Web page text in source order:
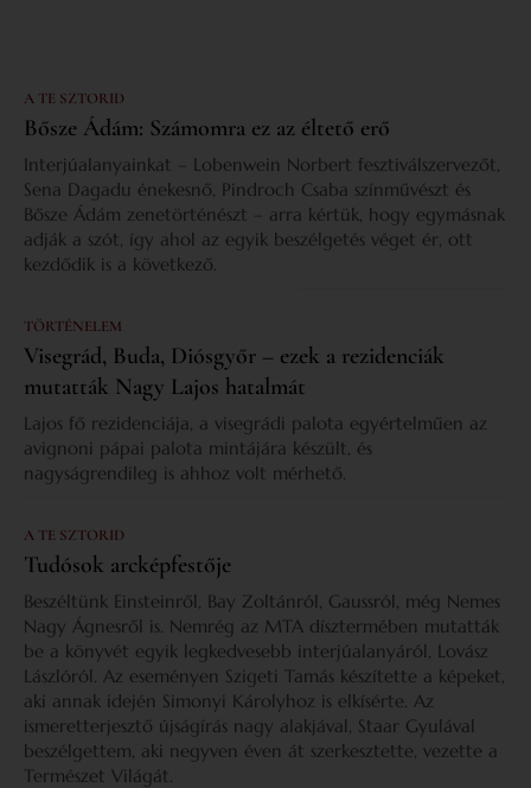
A TE SZTORID
Bősze Ádám: Számomra ez az éltető erő
Interjúalanyainkat – Lobenwein Norbert fesztiválszervezőt,
Sena Dagadu énekesnő, Pindroch Csaba színművészt és
Bősze Ádám zenetörténészt – arra kértük, hogy egymásnak
adják a szót, így ahol az egyik beszélgetés véget ér, ott
kezdődik is a következő.
TÖRTÉNELEM
Visegrád, Buda, Diósgyőr – ezek a rezidenciák
mutatták Nagy Lajos hatalmát
Lajos fő rezidenciája, a visegrádi palota egyértelműen az
avignoni pápai palota mintájára készült, és
nagyságrendileg is ahhoz volt mérhető.
A TE SZTORID
Tudósok arcképfestője
Beszéltünk Einsteinről, Bay Zoltánról, Gaussról, még Nemes
Nagy Ágnesről is. Nemrég az MTA dísztermében mutatták
be a könyvét egyik legkedvesebb interjúalanyáról, Lovász
Lászlóról. Az eseményen Szigeti Tamás készítette a képeket,
aki annak idején Simonyi Károlyhoz is elkísérte. Az
ismeretterjesztő újságírás nagy alakjával, Staar Gyulával
beszélgettem, aki negyven éven át szerkesztette, vezette a
Természet Világát.